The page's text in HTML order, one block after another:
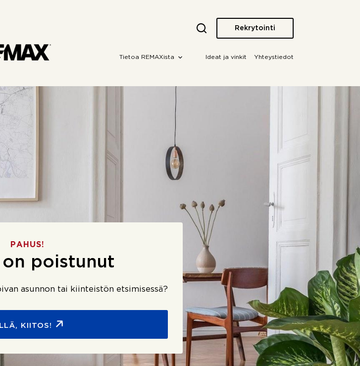
Rekrytointi
Tietoa REMAXista Ideat ja vinkit Yhteystiedot
PAHUS!
on poistunut
asunnon tai kiinteistön etsimisessä?
KIITOS!